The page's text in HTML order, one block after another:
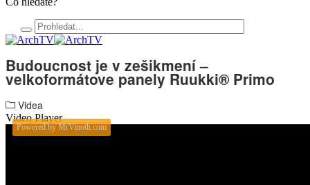
Budoucnost je v zešikmení –
velkoformátove panely Ruukki® Primo
Videa